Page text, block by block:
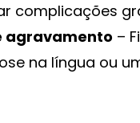
complicações
agravamento –
na língua ou